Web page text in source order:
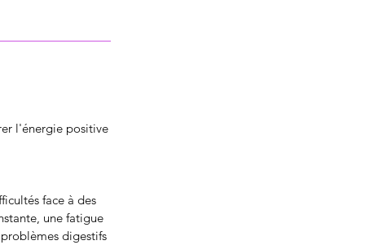
l'énergie positive
face à des
une fatigue
digestifs